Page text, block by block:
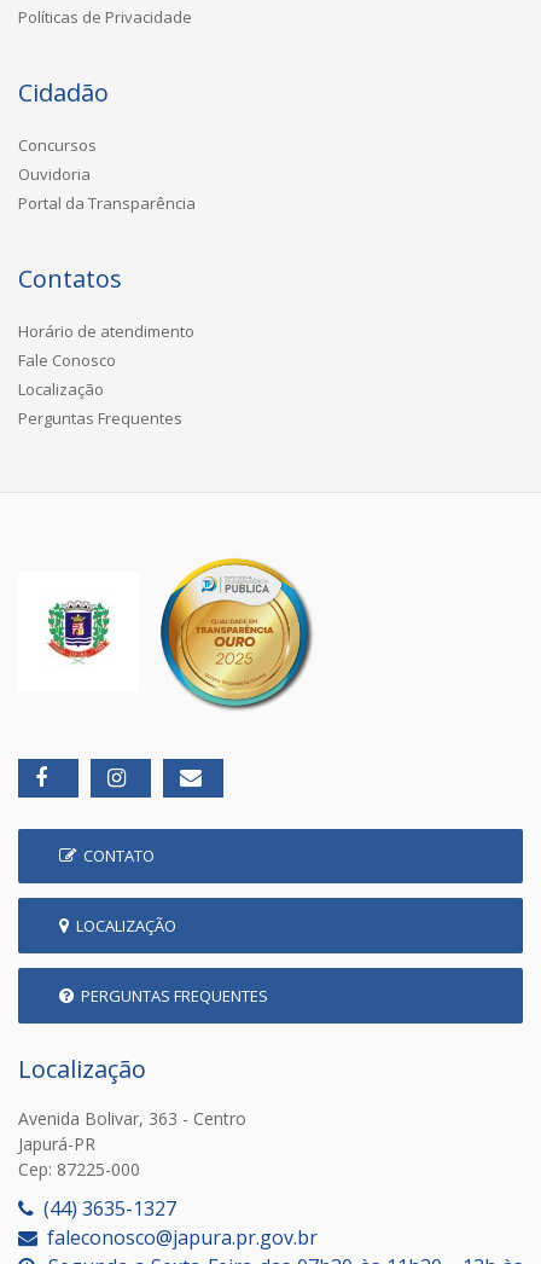
Políticas de Privacidade
Cidadão
Concursos
Ouvidoria
Portal da Transparência
Contatos
Horário de atendimento
Fale Conosco
Localização
Perguntas Frequentes
CONTATO
LOCALIZAÇÃO
PERGUNTAS FREQUENTES
Localização
Avenida Bolivar, 363 - Centro
Japurá-PR
Cep: 87225-000
(44) 3635-1327
faleconosco@japura.pr.gov.br